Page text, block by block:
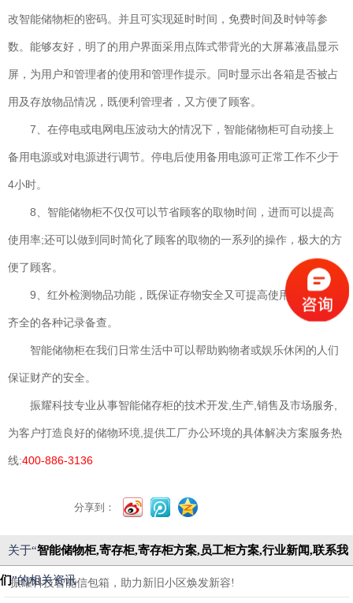
改智能储物柜的密码。并且可实现延时时间，免费时间及时钟等参
数。能够友好，明了的用户界面采用点阵式带背光的大屏幕液晶显示
屏，为用户和管理者的使用和管理作提示。同时显示出各箱是否被占
用及存放物品情况，既便利管理者，又方便了顾客。
7、在停电或电网电压波动大的情况下，智能储物柜可自动接上
备用电源或对电源进行调节。停电后使用备用电源可正常工作不少于
4小时。
8、智能储物柜不仅仅可以节省顾客的取物时间，进而可以提高
使用率;还可以做到同时简化了顾客的取物的一系列的操作，极大的方
便了顾客。
9、红外检测物品功能，既保证存物安全又可提高使用效率。有
齐全的各种记录备查。
智能储物柜在我们日常生活中可以帮助购物者或娱乐休闲的人们
保证财产的安全。
振耀科技专业从事智能储存柜的技术开发,生产,销售及市场服务,
为客户打造良好的储物环境,提供工厂办公环境的具体解决方案服务热
线:400-886-3136
分享到：
关于“智能储物柜,寄存柜,寄存柜方案,员工柜方案,行业新闻,联系我
们”的相关资讯
振耀科技智能信包箱，助力新旧小区焕发新容!